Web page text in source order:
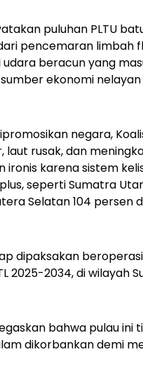
puluhan PLTU
pencemaran limbah
beracun yang
ekonomi
negara,
rusak, dan
ironis karena sistem
seperti Sumatra
Selatan 104 persen
dipaksakan
2025-2034, di wilayah
bahwa pulau ini
dikorbankan demi